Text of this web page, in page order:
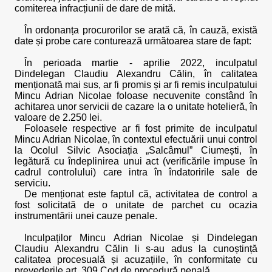
comiterea infracțiunii de dare de mită.
În ordonanța procurorilor se arată că, în cauză, există
date și probe care conturează următoarea stare de fapt:
În perioada martie - aprilie 2022, inculpatul
Dindelegan Claudiu Alexandru Călin, în calitatea
menționată mai sus, ar fi promis și ar fi remis inculpatului
Mincu Adrian Nicolae foloase necuvenite constând în
achitarea unor servicii de cazare la o unitate hotelieră, în
valoare de 2.250 lei.
Foloasele respective ar fi fost primite de inculpatul
Mincu Adrian Nicolae, în contextul efectuării unui control
la Ocolul Silvic Asociația „Salcâmul” Ciumești, în
legătură cu îndeplinirea unui act (verificările impuse în
cadrul controlului) care intra în îndatoririle sale de
serviciu.
De menționat este faptul că, activitatea de control a
fost solicitată de o unitate de parchet cu ocazia
instrumentării unei cauze penale.
Inculpaților Mincu Adrian Nicolae și Dindelegan
Claudiu Alexandru Călin li s-au adus la cunoștință
calitatea procesuală și acuzațiile, în conformitate cu